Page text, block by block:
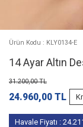
Ürün Kodu : KLY0134-E
14 Ayar Altın
31.200,00TL
24.960,00 TL
Havale Fiyatı :